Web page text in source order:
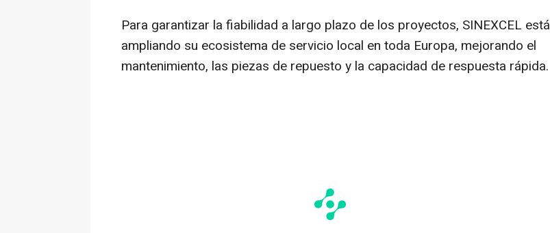
Para garantizar la fiabilidad a largo plazo de los proyectos, SINEXCEL está
ampliando su ecosistema de servicio local en toda Europa, mejorando el
mantenimiento, las piezas de repuesto y la capacidad de respuesta rápida.